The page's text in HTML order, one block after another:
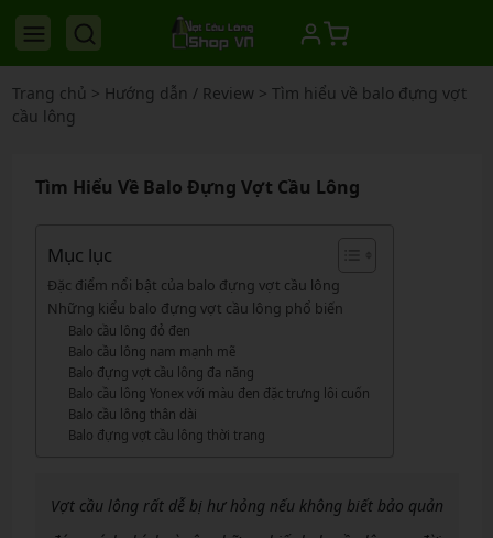
Trang chủ > Hướng dẫn / Review> Tìm hiểu về balo đựng vợt
cầu lông
Tìm Hiểu Về Balo Đựng Vợt Cầu Lông
Mục lục
Đặc điểm nổi bật của balo đựng vợt cầu lông
Những kiểu balo đựng vợt cầu lông phổ biến
Balo cầu lông đỏ đen
Balo cầu lông nam mạnh mẽ
Balo đựng vợt cầu lông đa năng
Balo cầu lông Yonex với màu đen đặc trưng lôi cuốn
Balo cầu lông thân dài
Balo đựng vợt cầu lông thời trang
Vợt cầu lông rất dễ bị hư hỏng nếu không biết bảo quản